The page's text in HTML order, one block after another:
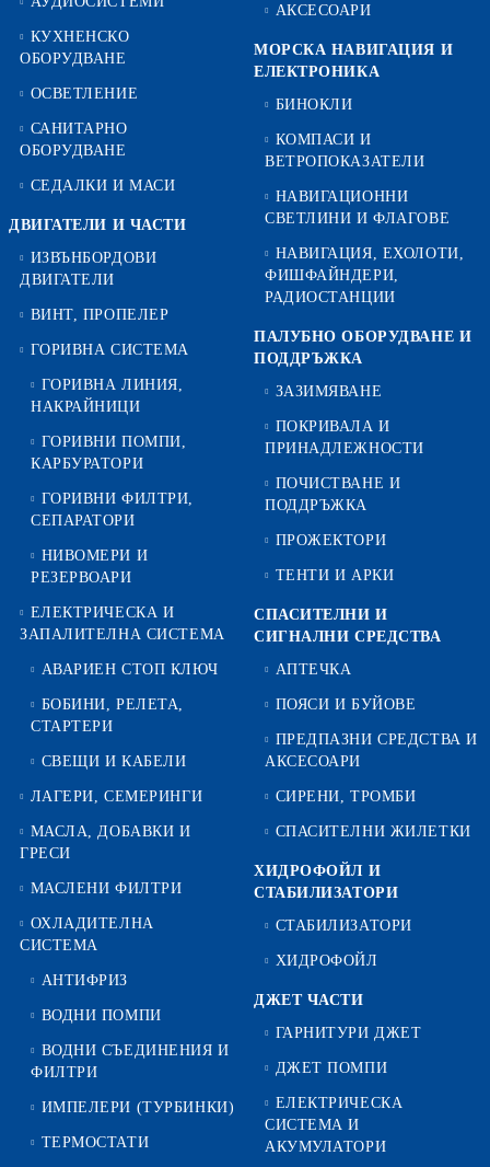
КУХНЕНСКО
ОБОРУДВАНЕ
ОСВЕТЛЕНИЕ
САНИТАРНО
ОБОРУДВАНЕ
СЕДАЛКИ И МАСИ
ДВИГАТЕЛИ И ЧАСТИ
ИЗВЪНБОРДОВИ
ДВИГАТЕЛИ
ВИНТ, ПРОПЕЛЕР
ГОРИВНА СИСТЕМА
ГОРИВНА ЛИНИЯ,
НАКРАЙНИЦИ
ГОРИВНИ ПОМПИ,
КАРБУРАТОРИ
ГОРИВНИ ФИЛТРИ,
СЕПАРАТОРИ
НИВОМЕРИ И
РЕЗЕРВОАРИ
ЕЛЕКТРИЧЕСКА И
ЗАПАЛИТЕЛНА СИСТЕМА
АВАРИЕН СТОП КЛЮЧ
БОБИНИ, РЕЛЕТА,
СТАРТЕРИ
СВЕЩИ И КАБЕЛИ
ЛАГЕРИ, СЕМЕРИНГИ
МАСЛА, ДОБАВКИ И
ГРЕСИ
МАСЛЕНИ ФИЛТРИ
ОХЛАДИТЕЛНА
СИСТЕМА
АНТИФРИЗ
ВОДНИ ПОМПИ
ВОДНИ СЪЕДИНЕНИЯ И
ФИЛТРИ
ИМПЕЛЕРИ (ТУРБИНКИ)
ТЕРМОСТАТИ
АКСЕСОАРИ
МОРСКА НАВИГАЦИЯ И
ЕЛЕКТРОНИКА
БИНОКЛИ
КОМПАСИ И
ВЕТРОПОКАЗАТЕЛИ
НАВИГАЦИОННИ
СВЕТЛИНИ И ФЛАГОВЕ
НАВИГАЦИЯ, ЕХОЛОТИ,
ФИШФАЙНДЕРИ,
РАДИОСТАНЦИИ
ПАЛУБНО ОБОРУДВАНЕ И
ПОДДРЪЖКА
ЗАЗИМЯВАНЕ
ПОКРИВАЛА И
ПРИНАДЛЕЖНОСТИ
ПОЧИСТВАНЕ И
ПОДДРЪЖКА
ПРОЖЕКТОРИ
ТЕНТИ И АРКИ
СПАСИТЕЛНИ И
СИГНАЛНИ СРЕДСТВА
АПТЕЧКА
ПОЯСИ И БУЙОВЕ
ПРЕДПАЗНИ СРЕДСТВА И
АКСЕСОАРИ
СИРЕНИ, ТРОМБИ
СПАСИТЕЛНИ ЖИЛЕТКИ
ХИДРОФОЙЛ И
СТАБИЛИЗАТОРИ
СТАБИЛИЗАТОРИ
ХИДРОФОЙЛ
ДЖЕТ ЧАСТИ
ГАРНИТУРИ ДЖЕТ
ДЖЕТ ПОМПИ
ЕЛЕКТРИЧЕСКА
СИСТЕМА И
АКУМУЛАТОРИ